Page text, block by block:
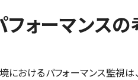
ォーマンス
おけるパフォーマンス監視は